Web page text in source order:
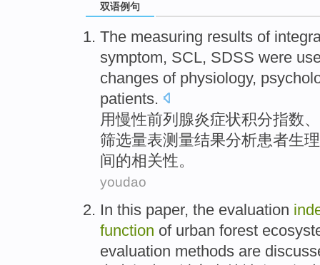
双语例句
The measuring results of
symptom, SCL, SDSS were
changes of physiology,
patients.
用慢性前列腺炎症状积分指数、
筛选量表测量结果分析患者生理
间的相关性。
youdao
In this paper, the evaluation
function ofurban forest
evaluation methods are